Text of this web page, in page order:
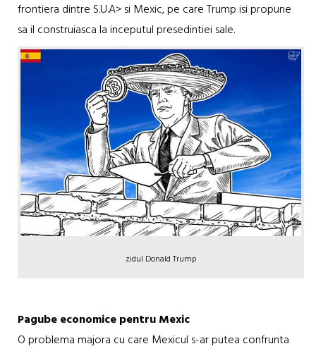
frontiera dintre S.U.A> si Mexic, pe care Trump isi propune
sa il construiasca la inceputul presedintiei sale.
zidul Donald Trump
Pagube economice pentru Mexic
O problema majora cu care Mexicul s-ar putea confrunta